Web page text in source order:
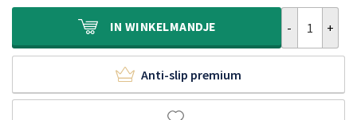
IN WINKELMANDJE
Anti-slip premium